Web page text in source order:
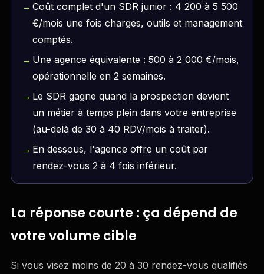
Coût complet d'un SDR junior : 4 200 à 5 500
€/mois une fois charges, outils et management
comptés.
Une agence équivalente : 500 à 2 000 €/mois,
opérationnelle en 2 semaines.
Le SDR gagne quand la prospection devient
un métier à temps plein dans votre entreprise
(au-delà de 30 à 40 RDV/mois à traiter).
En dessous, l'agence offre un coût par
rendez-vous 2 à 4 fois inférieur.
La réponse courte : ça dépend de
votre volume cible
Si vous visez moins de 20 à 30 rendez-vous qualifiés